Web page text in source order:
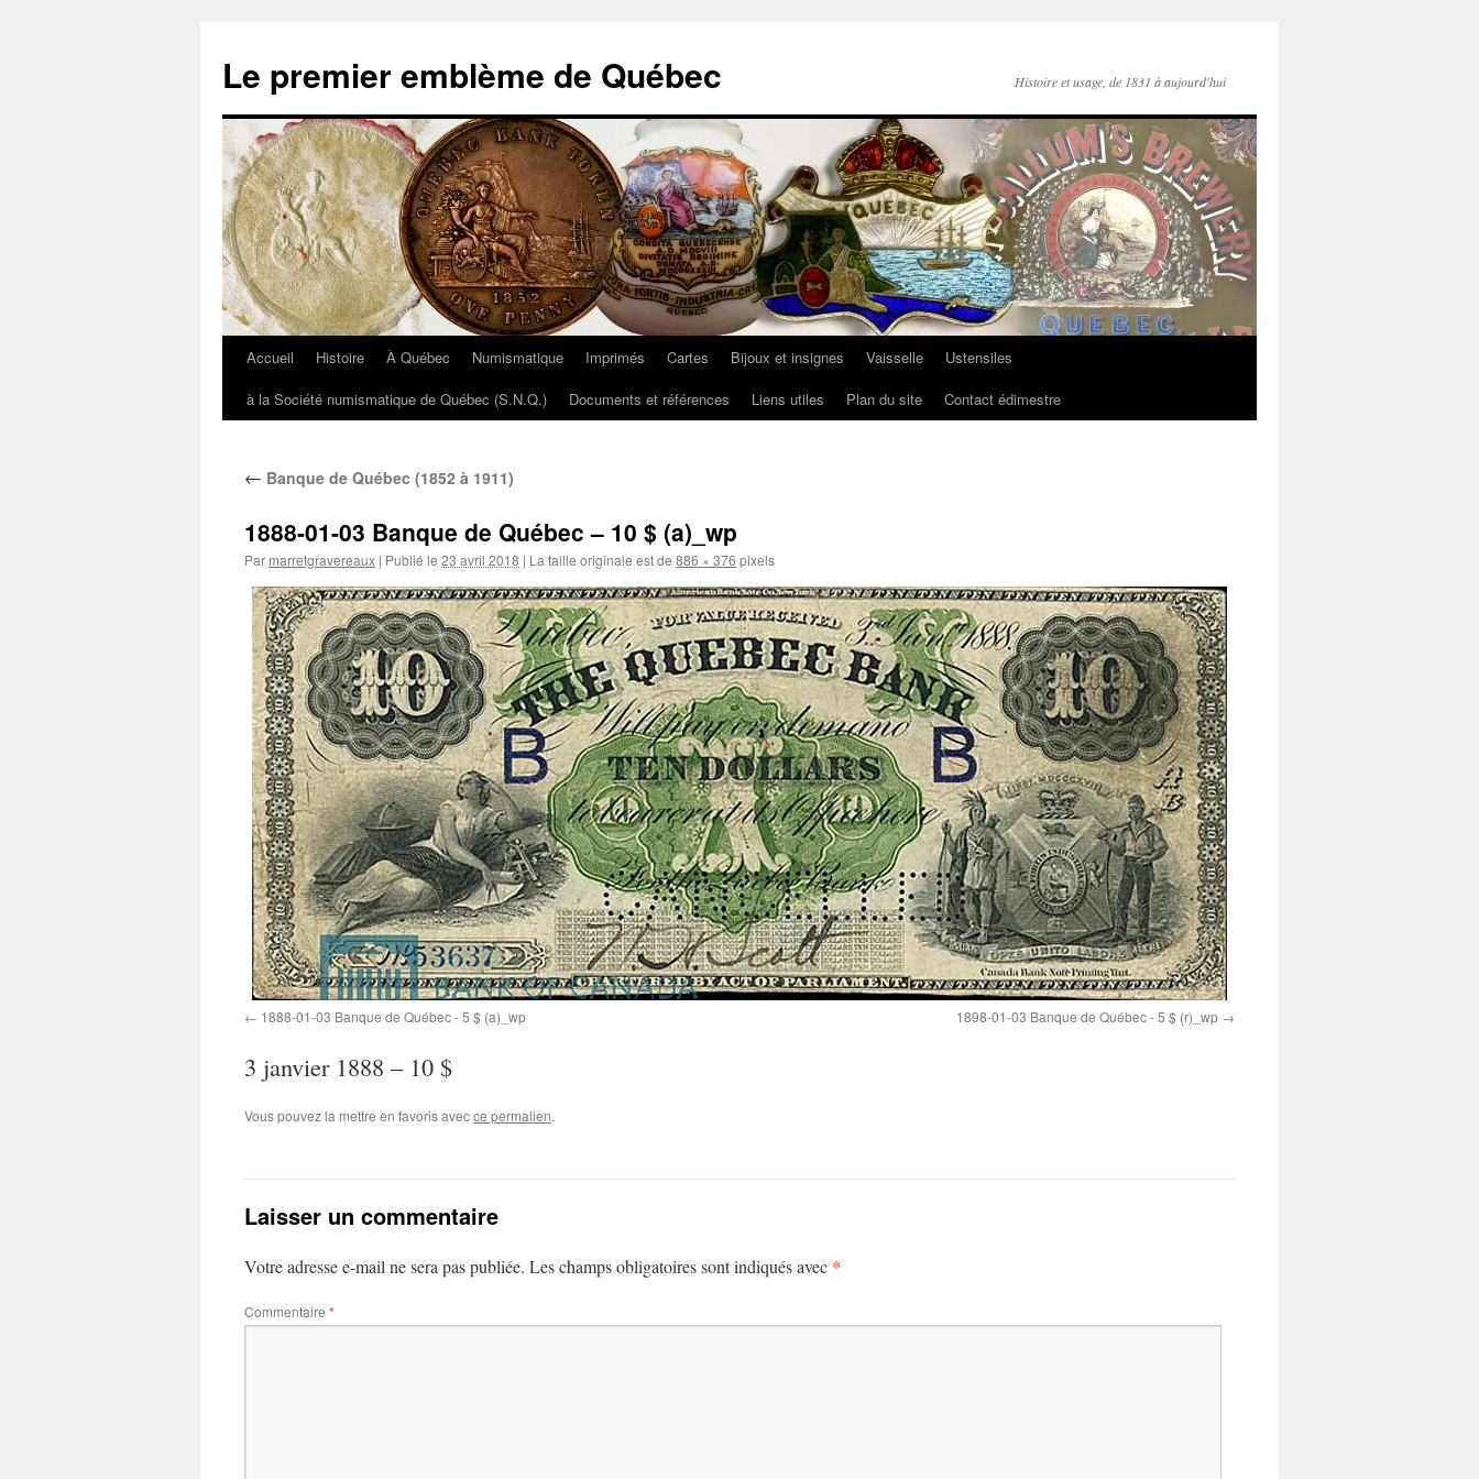
contenu
Le premier emblème de Québec Histoire et usage, de 1831 à aujourd'hui
Accueil Histoire À Québec Numismatique Imprimés Cartes Bijoux et insignes Vaisselle
Ustensiles
à la Société numismatique de Québec (S.N.Q.)
Documents et références Liens utiles Plan du site Contact édimestre
← Banque de Québec (1852 à 1911)
1888-01-03 Banque de Québec – 10 $ (a)_wp
Par marretgravereaux | Publié le 23 avril 2018 | La taille originale est de 886 × 376 pixels
1888-01-03 Banque de Québec - 5 $ (a)_wp 1898-01-03 Banque de Québec - 5 $ (r)_wp
3 janvier 1888 – 10 $
Vous pouvez la mettre en favoris avecce permalien.
Laisser un commentaire
Votre adresse e-mail ne sera pas publiée. Les champs obligatoires sont indiqués avec *
Commentaire *